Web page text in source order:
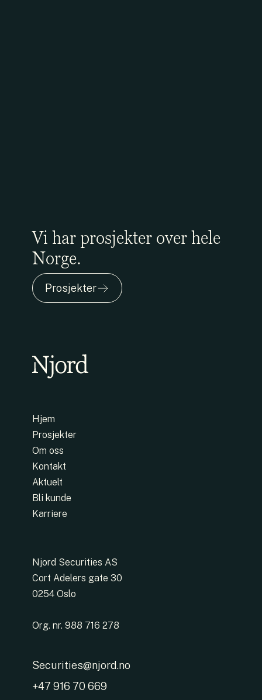
Vi har prosjekter over hele
Norge.
Prosjekter
Hjem
Prosjekter
Om oss
Kontakt
Aktuelt
Bli kunde
Karriere
Njord Securities AS
Cort Adelers gate 30
0254 Oslo
Org. nr. 988 716 278
Securities@njord.no
+47 916 70 669